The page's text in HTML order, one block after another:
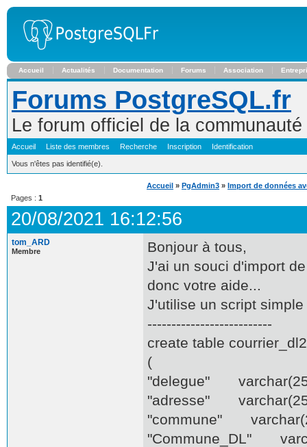
Accueil Actualités Documentation Forums Association
Forums PostgreSQL.fr
Le forum officiel de la
Accueil Liste des membres Recherche Inscription Identification
Vous n'êtes pas identifié(e).
Accueil » PgAdmin3 » Import de données
Pages : 1
20/08/2021 16:12:56
tom_ARD
Membre
Bonjour à tous,
J'ai un souci d'import
donc votre aide...
J'utilise un script
--------------------------
create table
(
"delegue"
"adresse"
"commune"
"Commune_DL"